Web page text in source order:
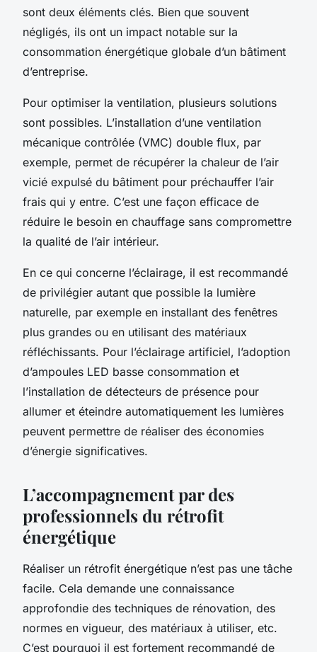
sont deux éléments clés. Bien que souvent
négligés, ils ont un impact notable sur la
consommation énergétique globale d’un bâtiment
d’entreprise.
Pour optimiser la ventilation, plusieurs solutions
sont possibles. L’installation d’une ventilation
mécanique contrôlée (VMC) double flux, par
exemple, permet de récupérer la chaleur de l’air
vicié expulsé du bâtiment pour préchauffer l’air
frais qui y entre. C’est une façon efficace de
réduire le besoin en chauffage sans compromettre
la qualité de l’air intérieur.
En ce qui concerne l’éclairage, il est recommandé
de privilégier autant que possible la lumière
naturelle, par exemple en installant des fenêtres
plus grandes ou en utilisant des matériaux
réfléchissants. Pour l’éclairage artificiel, l’adoption
d’ampoules LED basse consommation et
l’installation de détecteurs de présence pour
allumer et éteindre automatiquement les lumières
peuvent permettre de réaliser des économies
d’énergie significatives.
L’accompagnement par des
professionnels du rétrofit
énergétique
Réaliser un rétrofit énergétique n’est pas une tâche
facile. Cela demande une connaissance
approfondie des techniques de rénovation, des
normes en vigueur, des matériaux à utiliser, etc.
C’est pourquoi il est fortement recommandé de